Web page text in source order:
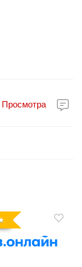
Просмотра